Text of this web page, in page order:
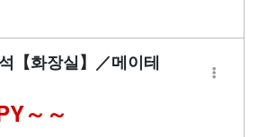
【화장실】／메이테
～